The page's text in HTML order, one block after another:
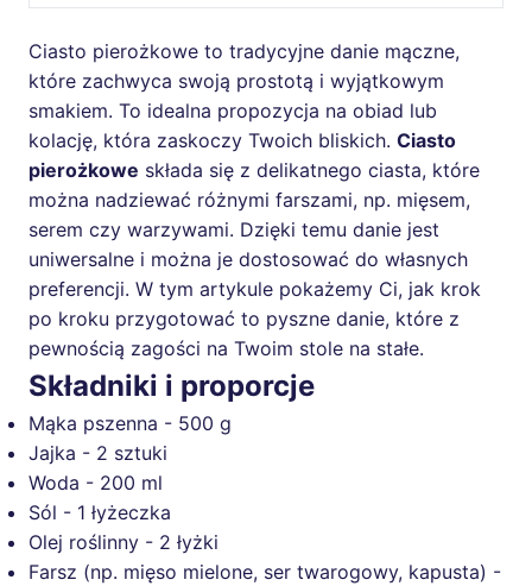
Ciasto pierożkowe to tradycyjne danie mączne,
które zachwyca swoją prostotą i wyjątkowym
smakiem. To idealna propozycja na obiad lub
kolację, która zaskoczy Twoich bliskich. Ciasto
pierożkowe składa się z delikatnego ciasta, które
można nadziewać różnymi farszami, np. mięsem,
serem czy warzywami. Dzięki temu danie jest
uniwersalne i można je dostosować do własnych
preferencji. W tym artykule pokażemy Ci, jak krok
po kroku przygotować to pyszne danie, które z
pewnością zagości na Twoim stole na stałe.
Składniki i proporcje
Mąka pszenna - 500 g
Jajka - 2 sztuki
Woda - 200 ml
Sól - 1 łyżeczka
Olej roślinny - 2 łyżki
Farsz (np. mięso mielone, ser twarogowy, kapusta) -